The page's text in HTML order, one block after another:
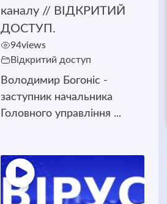
каналу // ВІДКРИТИЙ
ДОСТУП.
94views
Відкритий доступ
Володимир Богоніс -
заступник начальника
Головного управління ...